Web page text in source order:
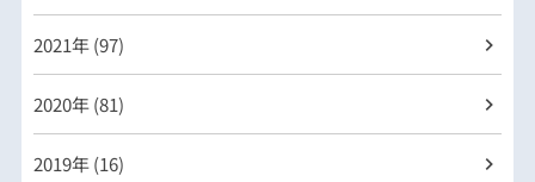
2021年 (97)
2020年 (81)
2019年 (16)